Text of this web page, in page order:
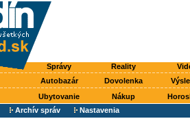
Správy Reality
Autobazár Dovolenka
Ubytovanie Nákup
Archív správ Nastavenia